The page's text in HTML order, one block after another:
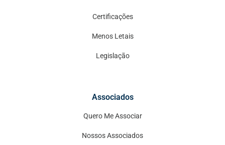
Certificações
Menos Letais
Legislação
Associados
Quero Me Associar
Nossos Associados